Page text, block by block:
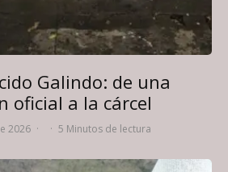
Galindo: de una
oficial a la cárcel
2026 · · 5 Minutos de lectura